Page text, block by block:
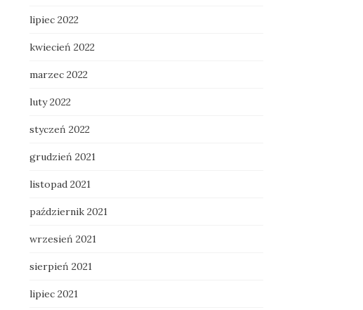
lipiec 2022
kwiecień 2022
marzec 2022
luty 2022
styczeń 2022
grudzień 2021
listopad 2021
październik 2021
wrzesień 2021
sierpień 2021
lipiec 2021